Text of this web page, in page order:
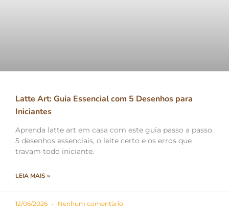
Latte Art: Guia Essencial com 5 Desenhos para
Iniciantes
Aprenda latte art em casa com este guia passo a passo.
5 desenhos essenciais, o leite certo e os erros que
travam todo iniciante.
LEIA MAIS »
12/06/2026 Nenhum comentário